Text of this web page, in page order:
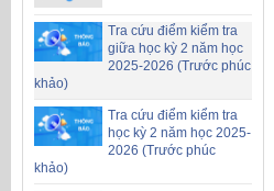
Tra cứu điểm kiểm tra
giữa học kỳ 2 năm học
2025-2026 (Trước phúc
khảo)
Tra cứu điểm kiểm tra
học kỳ 2 năm học 2025-
2026 (Trước phúc
khảo)